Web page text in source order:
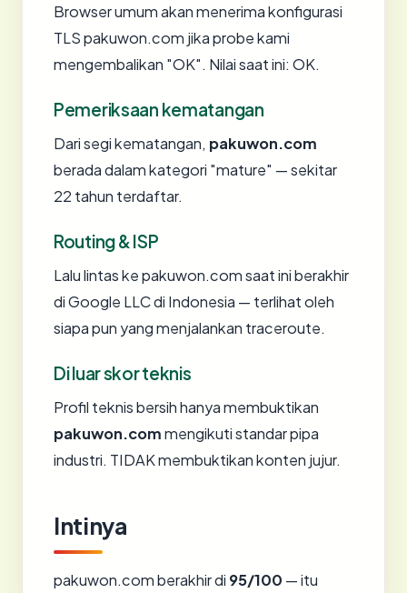
Browser umum akan menerima konfigurasi
TLS pakuwon.com jika probe kami
mengembalikan "OK". Nilai saat ini: OK.
Pemeriksaan kematangan
Dari segi kematangan, pakuwon.com
berada dalam kategori "mature" — sekitar
22 tahun terdaftar.
Routing & ISP
Lalu lintas ke pakuwon.com saat ini berakhir
di Google LLC di Indonesia — terlihat oleh
siapa pun yang menjalankan traceroute.
Di luar skor teknis
Profil teknis bersih hanya membuktikan
pakuwon.commengikuti standar pipa
industri. TIDAK membuktikan konten jujur.
Intinya
pakuwon.com berakhir di 95/100 — itu